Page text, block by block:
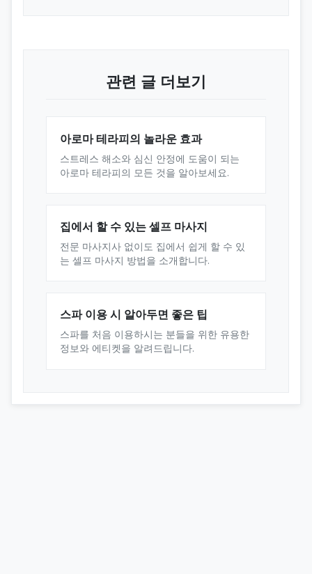
관련 글 더보기
아로마 테라피의 놀라운 효과
스트레스 해소와 심신 안정에 도움이 되는
아로마 테라피의 모든 것을 알아보세요.
집에서 할 수 있는 셀프 마사지
전문 마사지사 없이도 집에서 쉽게 할 수 있
는 셀프 마사지 방법을 소개합니다.
스파 이용 시 알아두면 좋은 팁
스파를 처음 이용하시는 분들을 위한 유용한
정보와 에티켓을 알려드립니다.